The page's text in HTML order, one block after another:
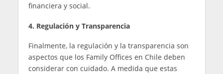
financiera y social.
4. Regulación y Transparencia
Finalmente, la regulación y la transparencia son
aspectos que los Family Offices en Chile deben
considerar con cuidado. A medida que estas